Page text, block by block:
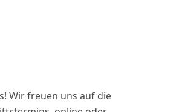
Wir freuen uns auf die